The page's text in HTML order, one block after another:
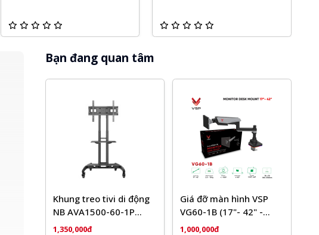
Bạn đang quan tâm
Khung treo tivi di động
NB AVA1500-60-1P
(32'-75')
1,350,000đ
Giá đỡ màn hình VSP
VG60-1B (17"- 42" -
13KG)
1,000,000đ